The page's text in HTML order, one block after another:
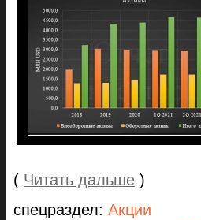
( Читать дальше )
спецраздел: Акции